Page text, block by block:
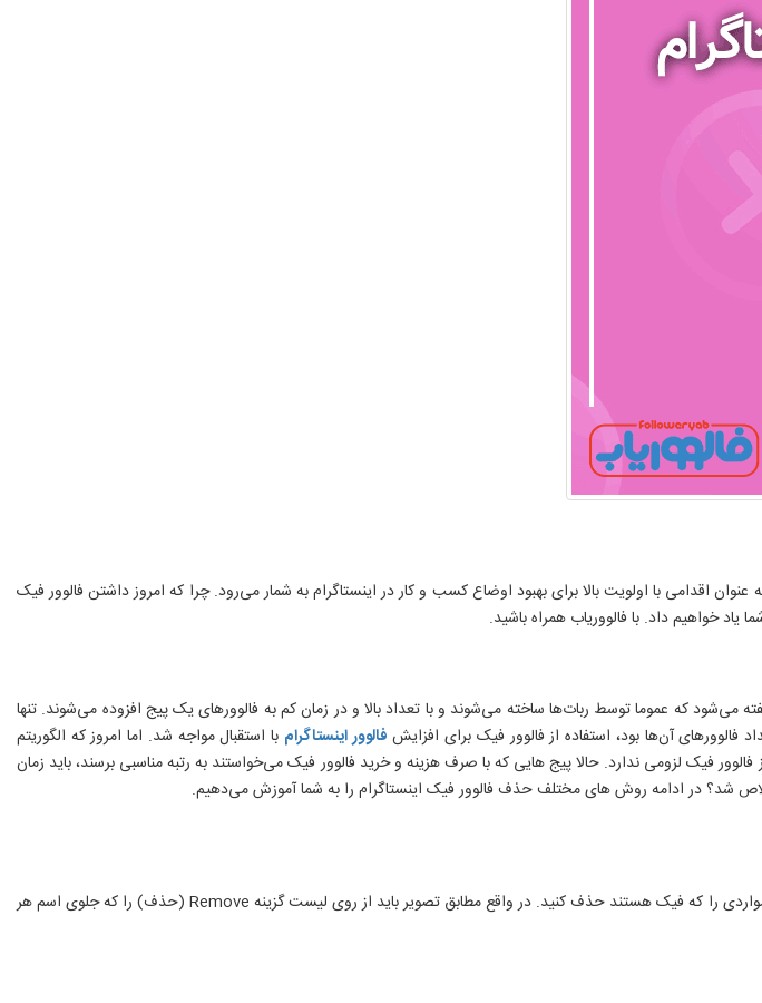
اقدامی با اولویت بالا برای بهبود اوضاع کسب و کار در اینستاگرام به شمار می‌رود. چرا که امروز داشتن فالوور فیک
خواهیم داد. با فالووریاب همراه باشید.
می‌شود که عموما توسط ربات‌ها ساخته می‌شوند و با تعداد بالا و در زمان کم به فالوورهای یک پیج افزوده می‌شوند. تنها
فالوورهای آن‌ها بود، استفاده از فالوور فیک برای افزایش فالوور اینستاگرام با استقبال مواجه شد. اما امروز که الگوریتم
فیک لزومی ندارد. حالا پیج هایی که با صرف هزینه و خرید فالوور فیک می‌خواستند به رتبه مناسبی برسند، باید زمان
شد؟ در ادامه روش های مختلف حذف فالوور فیک اینستاگرام را به شما آموزش می‌دهیم.
را که فیک هستند حذف کنید. در واقع مطابق تصویر باید از روی لیست گزینه Remove(حذف) را که جلوی اسم هر